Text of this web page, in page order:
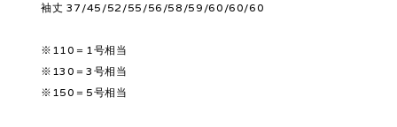
袖丈 37/45/52/55/56/58/59/60/60/60
※110＝1号相当
※130＝3号相当
※150＝5号相当